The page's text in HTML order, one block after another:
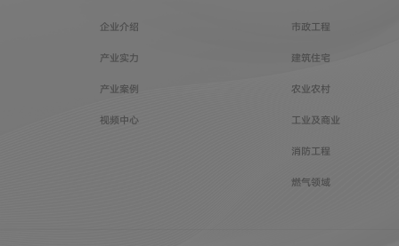
企业介绍
产业实力
产业案例
视频中心
市政工程
建筑住宅
农业农村
工业及商业
消防工程
燃气领域